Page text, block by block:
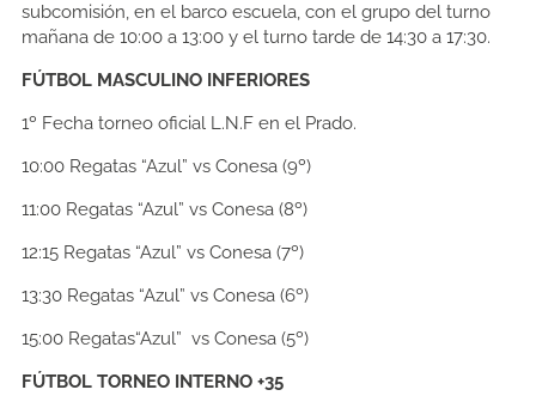
subcomisión, en el barco escuela, con el grupo del turno
mañana de 10:00 a 13:00 y el turno tarde de 14:30 a 17:30.
FÚTBOL MASCULINO INFERIORES
1º Fecha torneo oficial L.N.F en el Prado.
10:00 Regatas “Azul” vs Conesa (9º)
11:00 Regatas “Azul” vs Conesa (8º)
12:15 Regatas “Azul” vs Conesa (7º)
13:30 Regatas “Azul” vs Conesa (6º)
15:00 Regatas“Azul” vs Conesa (5º)
FÚTBOL TORNEO INTERNO +35